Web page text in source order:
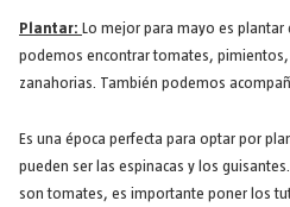
Plantar: Lo mejor para mayo es
podemos encontrar tomates, pimientos,
zanahorias. También podemos
Es una época perfecta para optar por
pueden ser las espinacas y los
son tomates, es importante poner los